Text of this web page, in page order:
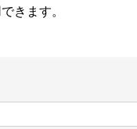
きます。